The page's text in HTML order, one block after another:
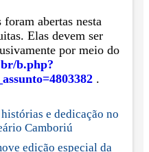
abertas nesta
Elas devem ser
por meio do
b.php?
.
e dedicação no
Camboriú
edição especial da